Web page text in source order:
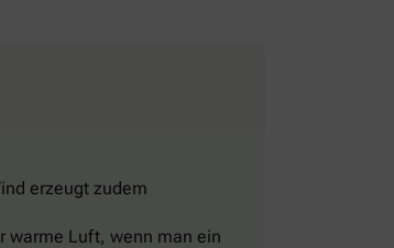
erzeugt zudem
warme Luft, wenn man ein